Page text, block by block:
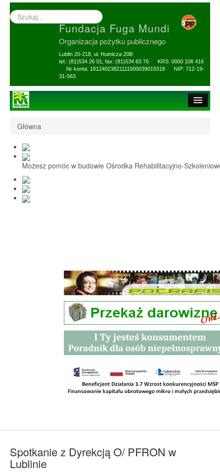
Wyszukiwarka
–
Fundacja Fuga Mundi
Organizacja pożytku publicznego
Lublin 20-218, ul. Hutnicza 20B
tel.: (81)534 26 01, fax: (81)534 83 76 KRS: 0000 106 416
Nr konta: 18124023821111000039019318 NIP: 712-19-
31-563
1,5% i darowizny
Nasi Beneficjenci
Ośrodek Reh-Szkol
Sprawozdania
Główna
Możesz pomóc w budowie Ośrodka Rehabilitacyjno-
Spotkanie z Dyrekcją O/ PFRON w
Lublinie